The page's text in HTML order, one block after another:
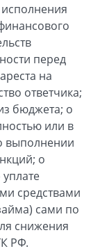
перед
на
ответчика;
бюджета; о
или в
выполнении
о
средствами
сами по
снижения
РФ.